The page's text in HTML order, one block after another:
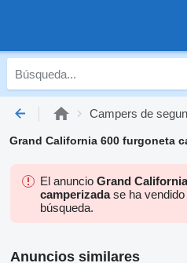
Campers de
Grand California 600 furgoneta
El anuncio Grand
camperizadase ha vendido
búsqueda.
Anuncios similares